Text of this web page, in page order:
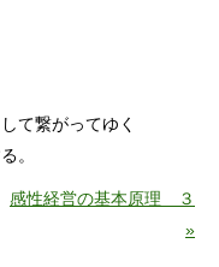
て繋がってゆく
。
感性経営の基本原理 ３
»